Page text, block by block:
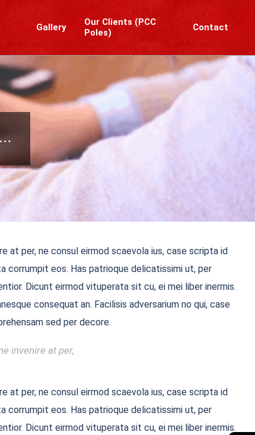
Gallery
Our Clients (PCC
Poles)
Contact
at per, ne consul eirmod scaevola ius, case scripta id
corrumpit eos. Has patrioque delicatissimi ut, per
Dicunt eirmod vituperata sit cu, ei mei liber inermis.
consequat an. Facilisis adversarium no qui, case
sed per decore.
invenire at per,
at per, ne consul eirmod scaevola ius, case scripta id
corrumpit eos. Has patrioque delicatissimi ut, per
Dicunt eirmod vituperata sit cu, ei mei liber inermis.